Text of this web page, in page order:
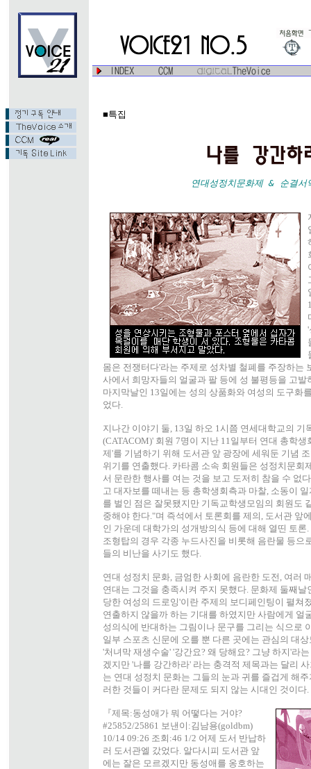
■특집
연대성정치문화제 & 순결서
'
몸은 전쟁터다'라는 주제로 성차별 철폐를 주장하는
사에서 희망자들의 얼굴과 팔 등에 성 불평등을 고
마지막날인 13일에는 성의 상품화와 여성의 도구화
었다.
지나간 이야기 둘, 13일 하오 1시쯤 연세대학교의 기
(CATACOM)' 회원 7명이 지난 11일부터 연대 총학
제'를 기념하기 위해 도서관 앞 광장에 세워둔 기념
위기를 연출했다. 카타콤 소속 회원들은 성정치문회
서 문란한 행사를 여는 것을 보고 도저히 참을 수 없
고 대자보를 떼내는 등 총학생회측과 마찰, 소동이
를 벌인 점은 잘못됐지만 기독교학생모임의 회원도
중해야 한다."며 즉석에서 토론회를 제의, 도서관 앞
인 가운데 대학가의 성개방의식 등에 대해 열띤 토
조형탑의 경우 각종 누드사진을 비롯해 음란물 등으
들의 비난을 사기도 했다.
연대 성정치 문화, 금엄한 사회에 음란한 도전, 여러
연대는 그것을 충족시켜 주지 못했다. 문화제 둘째날
당한 여성의 드로잉'이란 주제의 보디페인팅이 펼쳐
연출하지 않을까 하는 기대를 하였지만 사람에게 얼
성의식에 반대하는 그림이나 문구를 그리는 식으로
일부 스포츠 신문에 오를 뿐 다른 곳에는 관심의 대
'처녀막 재생수술' '강간요? 왜 당해요? 그냥 하지'라
겠지만 '나를 강간하라' 라는 충격적 제목과는 달리
는 연대 성정치 문화는 그들의 눈과 귀를 즐겁게 해
러한 것들이 커다란 문제도 되지 않는 시대인 것이다.
『제목:동성애가 뭐 어떻다는 거야?
#25852/25861 보낸이:김남용(goldbm)
10/14 09:26 조회:46 1/2 어제 도서 반납하
러 도서관엘 갔었다. 알다시피 도서관 앞
에는 잘은 모르겠지만 동성애를 옹호하는